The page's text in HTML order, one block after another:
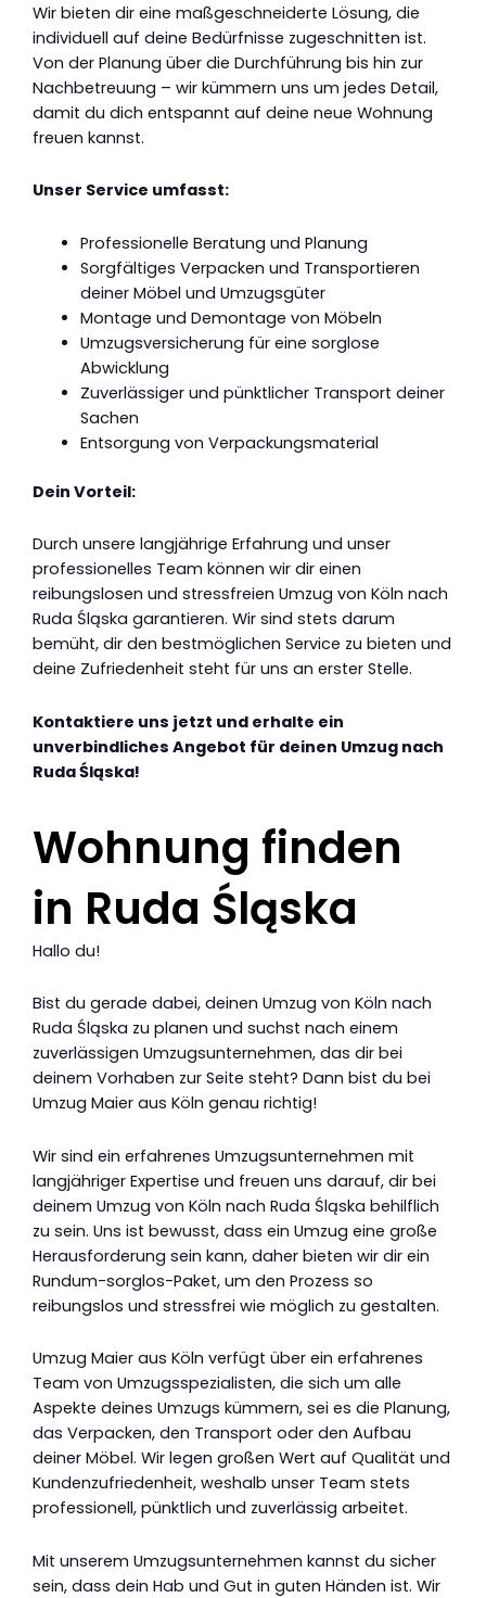
Wir bieten dir eine maßgeschneiderte Lösung, die
individuell auf deine Bedürfnisse zugeschnitten ist.
Von der Planung über die Durchführung bis hin zur
Nachbetreuung – wir kümmern uns um jedes Detail,
damit du dich entspannt auf deine neue Wohnung
freuen kannst.
Unser Service umfasst:
Professionelle Beratung und Planung
Sorgfältiges Verpacken und Transportieren
deiner Möbel und Umzugsgüter
Montage und Demontage von Möbeln
Umzugsversicherung für eine sorglose
Abwicklung
Zuverlässiger und pünktlicher Transport deiner
Sachen
Entsorgung von Verpackungsmaterial
Dein Vorteil:
Durch unsere langjährige Erfahrung und unser
professionelles Team können wir dir einen
reibungslosen und stressfreien Umzug von Köln nach
Ruda Śląska garantieren. Wir sind stets darum
bemüht, dir den bestmöglichen Service zu bieten und
deine Zufriedenheit steht für uns an erster Stelle.
Kontaktiere uns jetzt und erhalte ein
unverbindliches Angebot für deinen Umzug nach
Ruda Śląska!
Wohnung finden
in Ruda Śląska
Hallo du!
Bist du gerade dabei, deinen Umzug von Köln nach
Ruda Śląska zu planen und suchst nach einem
zuverlässigen Umzugsunternehmen, das dir bei
deinem Vorhaben zur Seite steht? Dann bist du bei
Umzug Maier aus Köln genau richtig!
Wir sind ein erfahrenes Umzugsunternehmen mit
langjähriger Expertise und freuen uns darauf, dir bei
deinem Umzug von Köln nach Ruda Śląska behilflich
zu sein. Uns ist bewusst, dass ein Umzug eine große
Herausforderung sein kann, daher bieten wir dir ein
Rundum-sorglos-Paket, um den Prozess so
reibungslos und stressfrei wie möglich zu gestalten.
Umzug Maier aus Köln verfügt über ein erfahrenes
Team von Umzugsspezialisten, die sich um alle
Aspekte deines Umzugs kümmern, sei es die Planung,
das Verpacken, den Transport oder den Aufbau
deiner Möbel. Wir legen großen Wert auf Qualität und
Kundenzufriedenheit, weshalb unser Team stets
professionell, pünktlich und zuverlässig arbeitet.
Mit unserem Umzugsunternehmen kannst du sicher
sein, dass dein Hab und Gut in guten Händen ist. Wir